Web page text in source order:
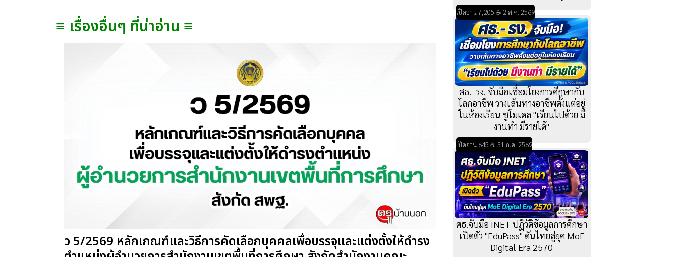
≡ เรื่องอื่นๆ ที่น่าอ่าน ≡
ว 5/2569 หลักเกณฑ์และวิธีการคัดเลือกบุคคลเพื่อบรรจุและแต่งตั้งให้ดำรง
เปิดอ่าน 7,205 ☕ 2 ส.ค. 2569
ศธ.- รง. จับมือเชื่อมโยงการศึกษากับ
โลกอาชีพ วางเส้นทางอาชีพตั้งแต่อยู่
ในห้องเรียน ชูโมเดล "เรียนไปด้วย มี
งานทำ มีรายได้"
เปิดอ่าน 645 ☕ 31 ก.ค. 2569
ศธ.จับมือ INET ปฏิวัติข้อมูลการศึกษา
เปิดตัว "EduPass" ดันไทยสู่ยุค MoE
Digital Era 2570